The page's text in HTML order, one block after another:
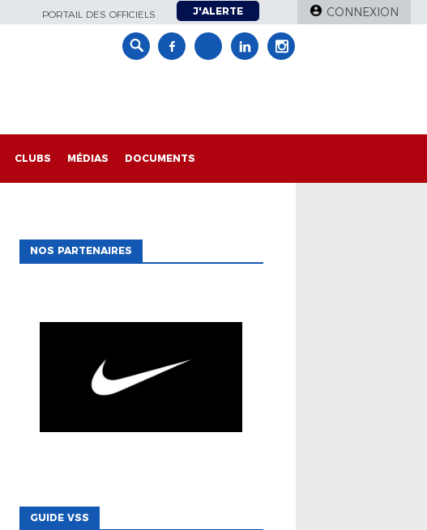
PORTAIL DES OFFICIELS J'ALERTE CONNEXION
CLUBS MÉDIAS DOCUMENTS
NOS PARTENAIRES
GUIDE VSS